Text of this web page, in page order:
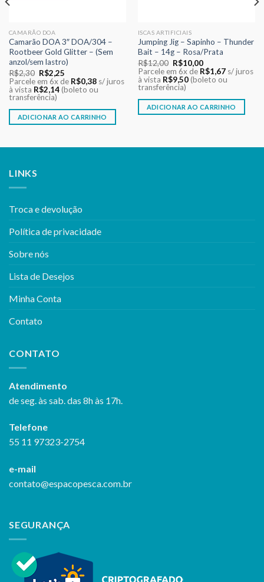
CAMARÃO DOA
Camarão DOA 3″ DOA/304 –
Rootbeer Gold Glitter – (Sem
anzol/sem lastro)
R$2,30 O
preço
original
era:
R$2,30.
R$2,25O
preço
atual
é:
Parcele em 6x de R$0,38 s/ juros
à vista R$2,14 (boleto ou
transferência)
ADICIONAR AO CARRINHO
ISCAS ARTIFICIAIS
Jumping Jig – Sapinho – Thunder
Bait – 14g – Rosa/Prata
R$12,00 O
preço
original
era:
R$12,00.
R$10,00O
preço
atual
é:
Parcele em 6x de R$1,67 s/ juros
à vista R$9,50 (boleto ou
transferência)
ADICIONAR AO CARRINHO
LINKS
Troca e devolução
Política de privacidade
Sobre nós
Lista de Desejos
Minha Conta
Contato
CONTATO
Atendimento
de seg. às sab. das 8h às 17h.
Telefone
55 11 97323-2754
e-mail
contato@espacopesca.com.br
SEGURANÇA